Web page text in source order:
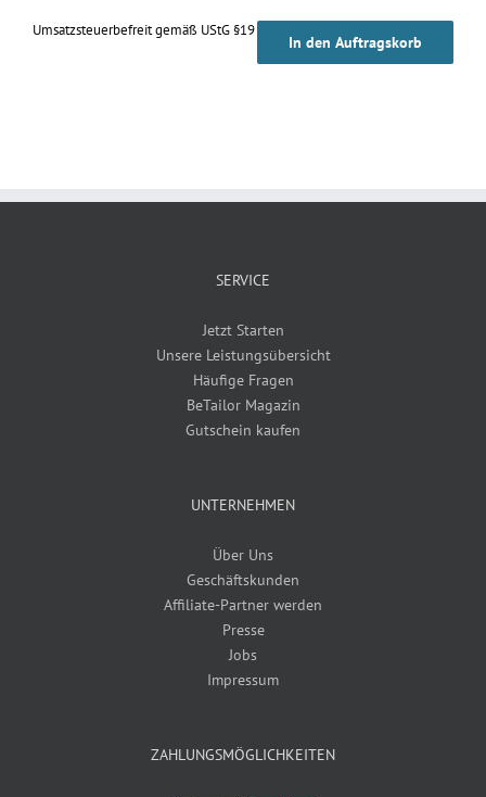
In den Auftragskorb
Umsatzsteuerbefreit gemäß UStG §19
SERVICE
Jetzt Starten
Unsere Leistungsübersicht
Häufige Fragen
BeTailor Magazin
Gutschein kaufen
UNTERNEHMEN
Über Uns
Geschäftskunden
Affiliate-Partner werden
Presse
Jobs
Impressum
ZAHLUNGSMÖGLICHKEITEN